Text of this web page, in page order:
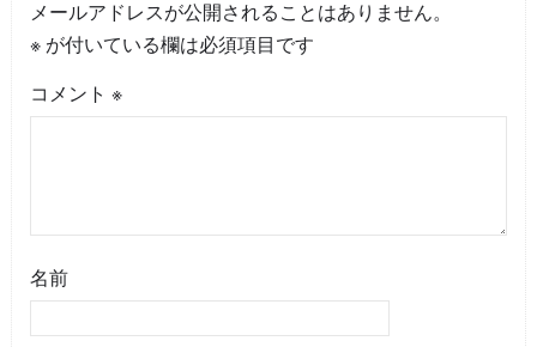
メールアドレスが公開されることはありません。
※が付いている欄は必須項目です
コメント ※
名前